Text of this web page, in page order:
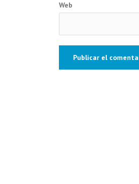
Web